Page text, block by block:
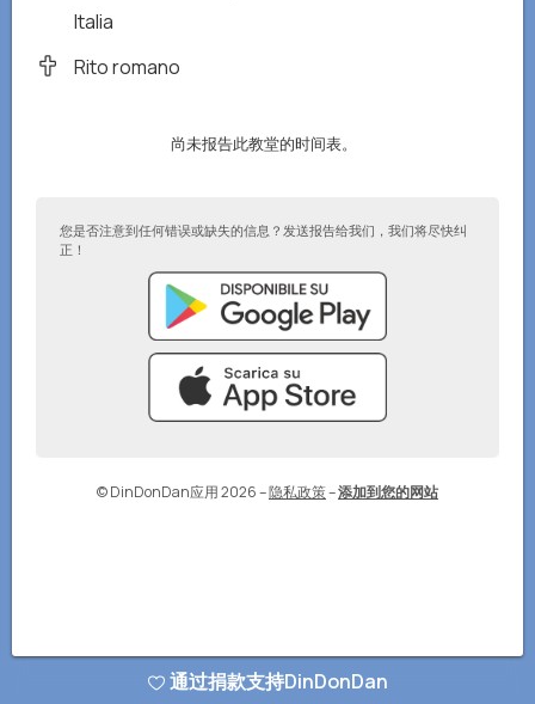
Italia
Rito romano
尚未报告此教堂的时间表。
您是否注意到任何错误或缺失的信息？发送报告给我们，我们将尽快纠
正！
© DinDonDan应用 2026–隐私政策–添加到您的网站
通过捐款支持DinDonDan